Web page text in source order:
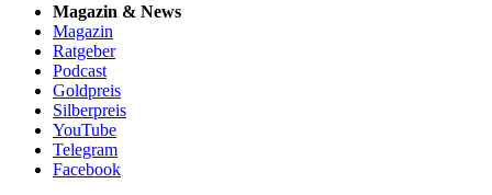
Magazin & News
Magazin
Ratgeber
Podcast
Goldpreis
Silberpreis
YouTube
Telegram
Facebook